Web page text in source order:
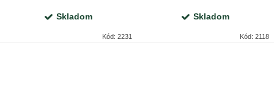
Skladom
Kód: 2231
Skladom
Kód: 2118